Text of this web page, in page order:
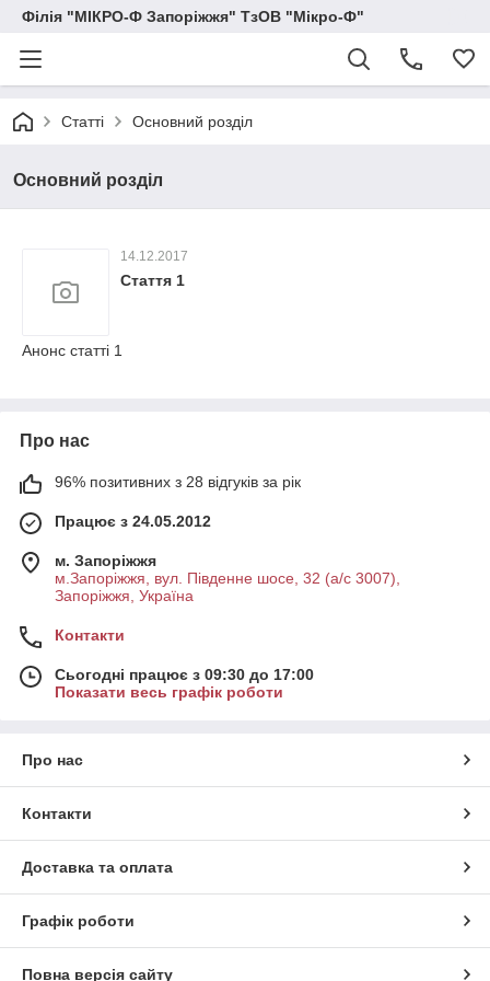
Філія "МІКРО-Ф Запоріжжя" ТзОВ "Мікро-Ф"
Статті Основний розділ
Основний розділ
14.12.2017
Стаття 1
Анонс статті 1
Про нас
96% позитивних з 28 відгуків за рік
Працює з 24.05.2012
м. Запоріжжя
м.Запоріжжя, вул. Південне шосе, 32 (а/с 3007),
Запоріжжя, Україна
Контакти
Сьогодні працює з 09:30 до 17:00
Показати весь графік роботи
Про нас
Контакти
Доставка та оплата
Графік роботи
Повна версія сайту